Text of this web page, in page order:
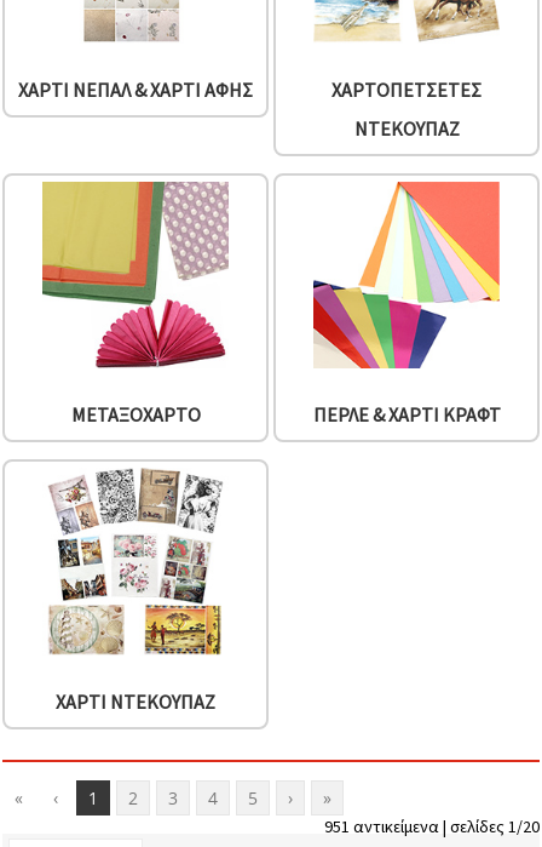
ΧΑΡΤΊ ΝΕΠΆΛ & ΧΑΡΤΊ ΑΦΉΣ
ΧΑΡΤΟΠΕΤΣΈΤΕΣ
ΝΤΕΚΟΥΠΆΖ
ΜΕΤΑΞΌΧΑΡΤΟ ΠΕΡΛΈ & ΧΑΡΤΊ ΚΡΑΦΤ
ΧΑΡΤΊ ΝΤΕΚΟΥΠΆΖ
« ‹ 1 2 3 4 5 › »
951 αντικείμενα | σελίδες 1/20